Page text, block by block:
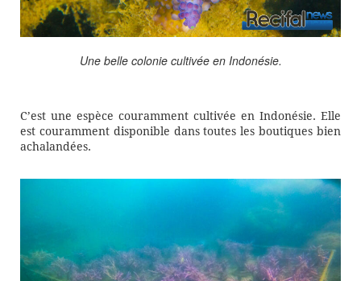
Une belle colonie cultivée en Indonésie.
C’est une espèce couramment cultivée en Indonésie. Elle
est couramment disponible dans toutes les boutiques bien
achalandées.